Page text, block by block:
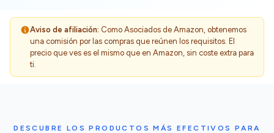
Aviso de afiliación: Como Asociados de Amazon, obtenemos
una comisión por las compras que reúnen los requisitos. El
precio que ves es el mismo que en Amazon, sin coste extra para
ti.
DESCUBRE LOS PRODUCTOS MÁS EFECTIVOS PARA